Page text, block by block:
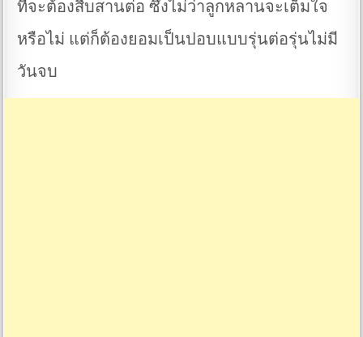
ที่จะต้องสืบสานต่อ ซึ่งไม่ว่าลูกหลานจะเต็มใจ
หรือไม่ แต่ก็ต้องยอมเป็นปอบแบบรุ่นต่อรุ่นไม่มี
วันจบ